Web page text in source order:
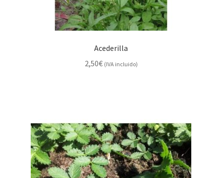
Acederilla
2,50€ (IVA incluido)